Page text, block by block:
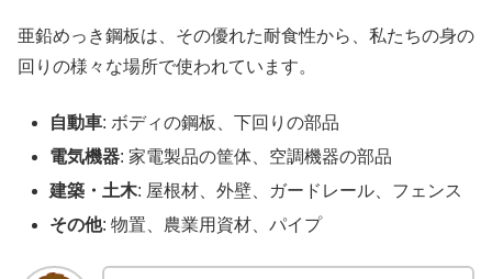
亜鉛めっき鋼板は、その優れた耐食性から、私たちの身の
回りの様々な場所で使われています。
自動車: ボディの鋼板、下回りの部品
電気機器: 家電製品の筐体、空調機器の部品
建築・土木: 屋根材、外壁、ガードレール、フェンス
その他: 物置、農業用資材、パイプ